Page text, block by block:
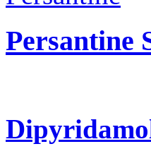
Persantine